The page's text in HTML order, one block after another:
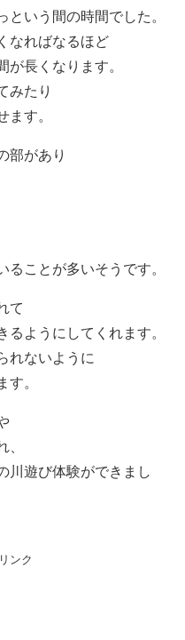
いう間の時間でした。
なればなるほど
が長くなります。
みたり
ます。
部があり
ことが多いそうです。
て
るようにしてくれます。
れないように
す。
、
川遊び体験ができまし
ンク